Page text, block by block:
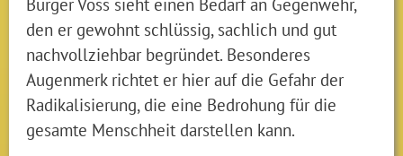
den er gewohnt schlüssig, sachlich und gut
nachvollziehbar begründet. Besonderes
Augenmerk richtet er hier auf die Gefahr der
Radikalisierung, die eine Bedrohung für die
gesamte Menschheit darstellen kann.